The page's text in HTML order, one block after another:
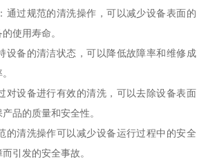
通过规范的清洗操作，可以减少设备表面的
使用寿命。
设备的清洁状态，可以降低故障率和维修成
对设备进行有效的清洗，可以去除设备表面
品的质量和安全性。
的清洗操作可以减少设备运行过程中的安全
引发的安全事故。